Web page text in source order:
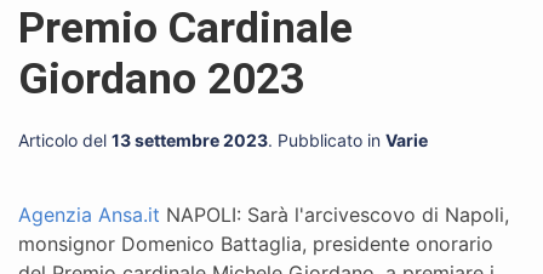
Premio Cardinale
Giordano 2023
Articolo del 13 settembre 2023. Pubblicato in Varie
Agenzia Ansa.it NAPOLI: Sarà l'arcivescovo di Napoli,
monsignor Domenico Battaglia, presidente onorario